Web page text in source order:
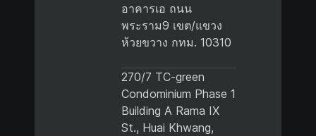
อาคารเอ ถนน
พระราม9 เขต/แขวง
ห้วยขวาง กทม. 10310
270/7 TC-green
Condominium Phase 1
Building A Rama IX
St., Huai Khwang,